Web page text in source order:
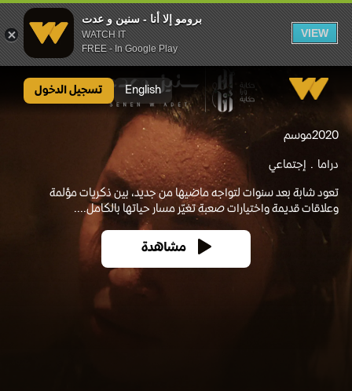
برومو إلا أنا - سنين و عدت
WATCH IT
FREE - In Google Play
VIEW
English تسجيل الدخول
2020موسم
دراما إجتماعي
تعود شابة بعد سنوات لتواجه ماضيها من جديد، بين ذكريات مؤلمة
وعلاقات قديمة واختيارات صعبة تغيّر مسار حياتها بالكامل....
مشاهدة